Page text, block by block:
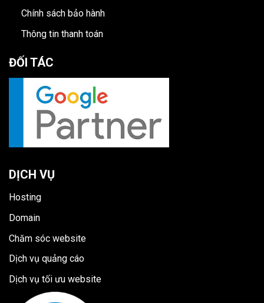
Chính sách bảo hành
Thông tin thanh toán
ĐỐI TÁC
DỊCH VỤ
Hosting
Domain
Chăm sóc website
Dịch vụ quảng cáo
Dịch vụ tối ưu website